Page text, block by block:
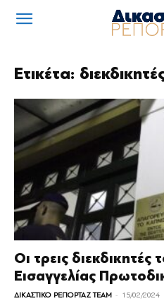
Ετικέτα:
Οι τρεις
Εισαγγελίας
ΔΙΚΑΣΤΙΚΟ ΡΕΠΟΡΤΑΖ TEAM - 15/02/2024